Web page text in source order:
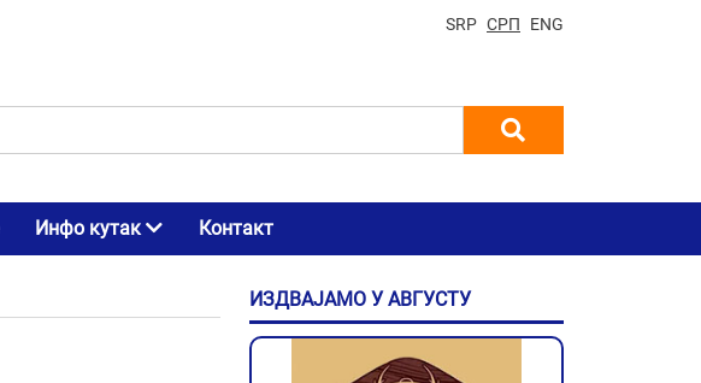
SRP СРП ENG
Инфо кутак Контакт
ИЗДВАЈАМО У АВГУСТУ